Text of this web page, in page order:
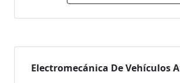
Electromecánica De Vehículos